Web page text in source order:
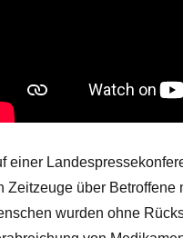
einer
Zeitzeuge über
wurden ohne